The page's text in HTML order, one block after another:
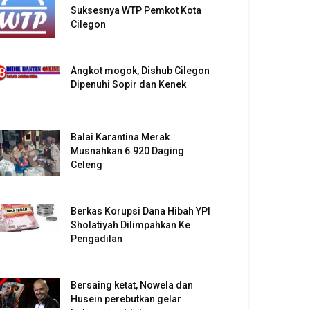
Suksesnya WTP Pemkot Kota
Cilegon
Angkot mogok, Dishub Cilegon
Dipenuhi Sopir dan Kenek
Balai Karantina Merak
Musnahkan 6.920 Daging
Celeng
Berkas Korupsi Dana Hibah YPI
Sholatiyah Dilimpahkan Ke
Pengadilan
Bersaing ketat, Nowela dan
Husein perebutkan gelar